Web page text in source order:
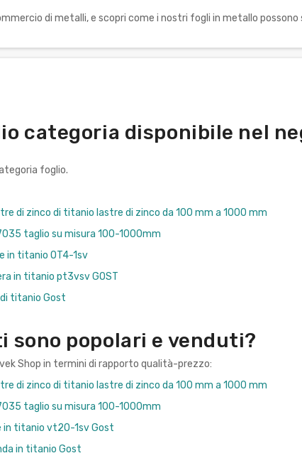
di metalli, e scopri come i nostri fogli in metallo
categoria disponibile nel
foglio.
di zinco di titanio lastre di zinco da 100 mm a 1000 mm
taglio su misura 100-1000mm
in titanio OT4-1sv
in titanio pt3vsv GOST
titanio Gost
popolari e venduti?
Shop in termini di rapporto qualità-prezzo:
di zinco di titanio lastre di zinco da 100 mm a 1000 mm
taglio su misura 100-1000mm
in titanio vt20-1sv Gost
in titanio Gost